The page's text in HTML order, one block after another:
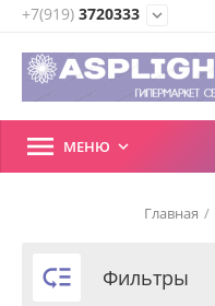
+7(919) 3720333 expand_more
 МЕНЮ 
Главная /
 Фильтры